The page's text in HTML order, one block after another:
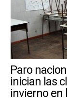
Paro
inician las
invierno en